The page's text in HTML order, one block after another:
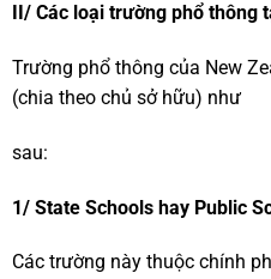
II/ Các loại trường phổ thông
Trường phổ thông của New
(chia theo chủ sở hữu) như
sau:
1/ State Schools hay Public
Các trường này thuộc chính